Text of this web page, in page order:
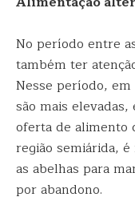
No período entre
também ter
Nesse período,
são mais
oferta de alimento
região semiárida,
as abelhas para
por abandono.